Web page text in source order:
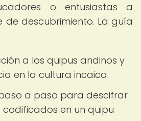
o entusiastas a
de descubrimiento. La guía
a los quipus andinos y
en la cultura incaica.
a paso para descifrar
codificados en un quipu